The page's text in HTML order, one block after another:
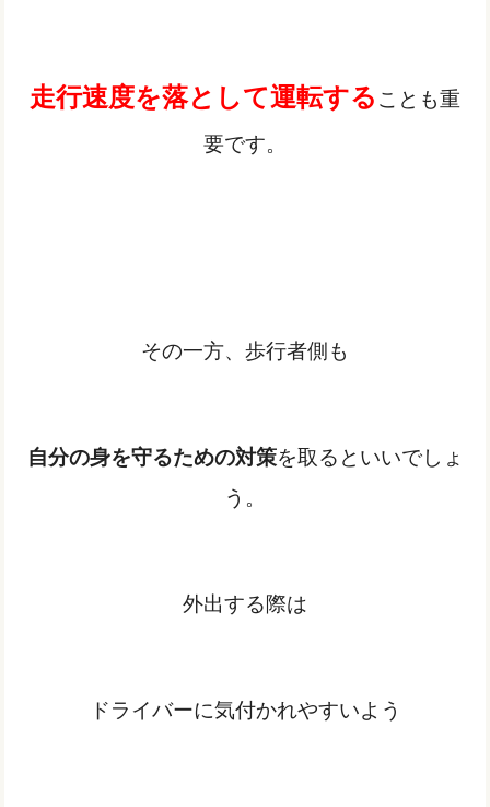
走行速度を落として運転する ことも重
要です。
その一方、歩行者側も
自分の身を守るための対策を取るといいでしょ
う。
外出する際は
ドライバーに気付かれやすいよう